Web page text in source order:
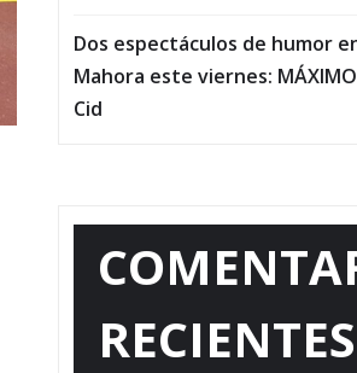
Dos espectáculos de humor
Mahora este viernes:
Cid
RECIENTES